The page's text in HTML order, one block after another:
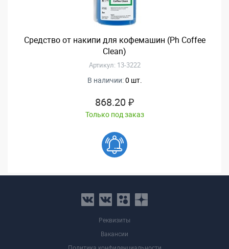
Средство от накипи для кофемашин (Ph Coffee
Clean)
Артикул: 13-3222
В наличии:0 шт.
868.20 ₽
Только под заказ
Реквизиты
Вакансии